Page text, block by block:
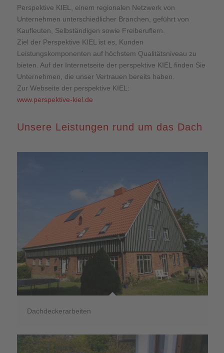
Perspektive KIEL, einem regionalen Netzwerk von
Unternehmen unterschiedlicher Branchen, geführt von
Kaufleuten, Selbständigen sowie Freiberuflern.
Ziel der Perspektive KIEL ist es, Kunden
Leistungskomponenten auf höchstem Qualitätsniveau zu
bieten. Auf der Internetseite der perspektive KIEL finden Sie
Unternehmen, die unser Vertrauen bereits haben.
Zur Webseite der perspektive KIEL:
www.perspektive-kiel.de
Unsere Leistungen rund um das Dach
Dachdeckerarbeiten